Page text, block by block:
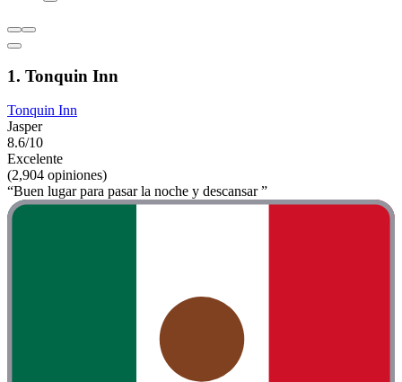
1. Tonquin Inn
Tonquin Inn
Jasper
8.6/10
Excelente
(2,904 opiniones)
“Buen lugar para pasar la noche y descansar ”